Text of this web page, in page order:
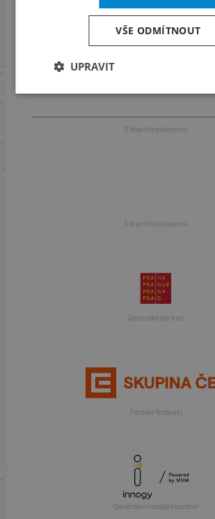
Informace o programu
S finanční podporou
S finanční podporou
Generální partner
Partner festivalu
Generální mediální partner
VŠE ODMÍTNOUT
UPRAVIT